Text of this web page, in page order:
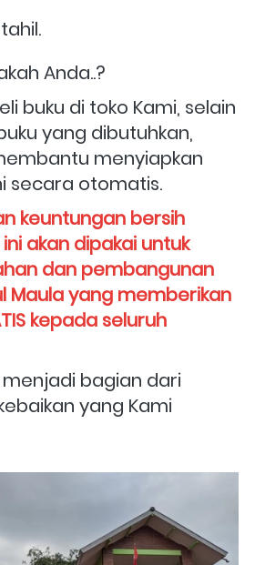
Anda..?
buku di toko Kami, selain
yang dibutuhkan,
menyiapkan
secara otomatis.
keuntungan bersih
akan dipakai untuk
dan pembangunan
Maula yang memberikan
kepada seluruh
bagian dari
yang Kami